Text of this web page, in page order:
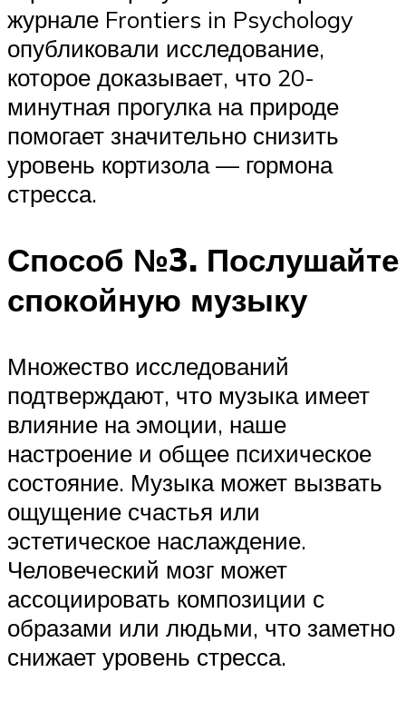
журнале Frontiers in Psychology
опубликовали исследование,
которое доказывает, что 20-
минутная прогулка на природе
помогает значительно снизить
уровень кортизола — гормона
стресса.
Способ №3. Послушайте
спокойную музыку
Множество исследований
подтверждают, что музыка имеет
влияние на эмоции, наше
настроение и общее психическое
состояние. Музыка может вызвать
ощущение счастья или
эстетическое наслаждение.
Человеческий мозг может
ассоциировать композиции с
образами или людьми, что заметно
снижает уровень стресса.